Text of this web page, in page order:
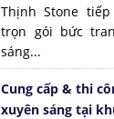
Thịnh Stone
trọn gói bức
sáng...
Cung cấp & thi
xuyên sáng tại